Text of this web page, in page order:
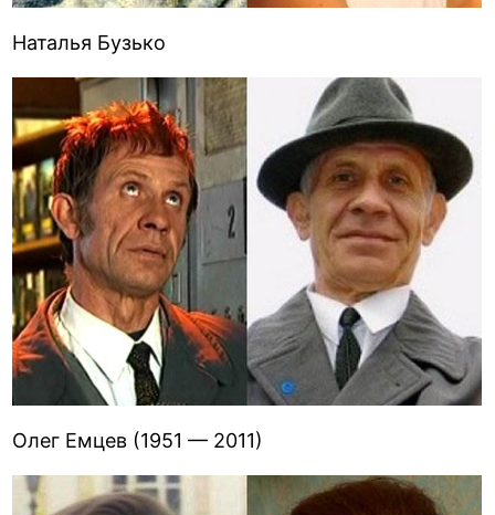
Наталья Бузько
Олег Емцев (1951 — 2011)